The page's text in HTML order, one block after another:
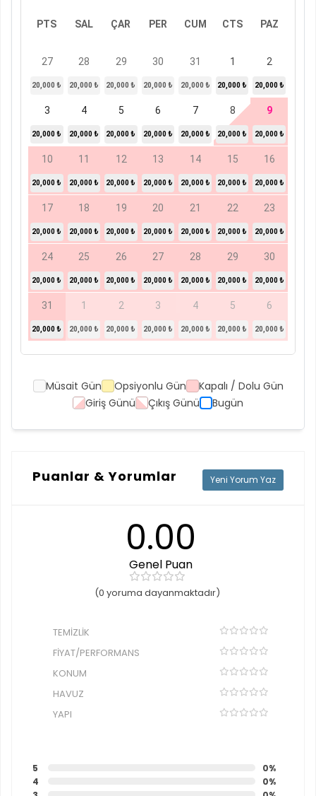
PTS SAL ÇAR PER CUM CTS PAZ
27
20,000 ₺
28
20,000 ₺
29
20,000 ₺
30
20,000 ₺
31
20,000 ₺
1
20,000 ₺
2
20,000 ₺
3
20,000 ₺
4
20,000 ₺
5
20,000 ₺
6
20,000 ₺
7
20,000 ₺
8
20,000 ₺
9
20,000 ₺
10
20,000 ₺
11
20,000 ₺
12
20,000 ₺
13
20,000 ₺
14
20,000 ₺
15
20,000 ₺
16
20,000 ₺
17
20,000 ₺
18
20,000 ₺
19
20,000 ₺
20
20,000 ₺
21
20,000 ₺
22
20,000 ₺
23
20,000 ₺
24
20,000 ₺
25
20,000 ₺
26
20,000 ₺
27
20,000 ₺
28
20,000 ₺
29
20,000 ₺
30
20,000 ₺
31
20,000 ₺
1
20,000 ₺
2
20,000 ₺
3
20,000 ₺
4
20,000 ₺
5
20,000 ₺
6
20,000 ₺
Müsait Gün Opsiyonlu Gün
Kapalı / Dolu Gün
Giriş Günü
Çıkış Günü Bugün
Puanlar & Yorumlar Yeni Yorum Yaz
0.00
Genel Puan
(0 yoruma dayanmaktadır)
TEMIZLIK
FIYAT/PERFORMANS
KONUM
HAVUZ
YAPI
5
0%
4
0%